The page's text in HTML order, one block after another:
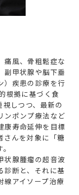
痛風、骨粗鬆症な
副甲状腺や脳下垂
）疾患の診療を行
根拠に基づく食
しつつ、最新の
ンポンプ療法など
康寿命延伸を目標
さんを対象に「糖
状腺腫瘤の超音波
診断と、それに基
線アイソープ治療